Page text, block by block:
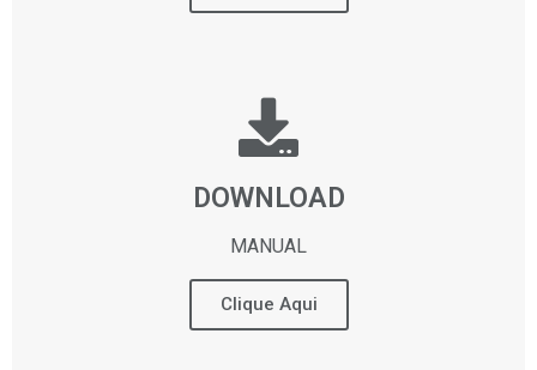
DOWNLOAD
MANUAL
Clique Aqui